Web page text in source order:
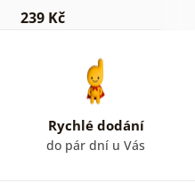
239 Kč
Rychlé dodání
do pár dní u Vás